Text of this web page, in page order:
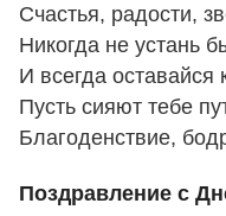
Счастья, радости,
Никогда не устань
И всегда оставайся
Пусть сияют тебе
Благоденствие,
Поздравление с